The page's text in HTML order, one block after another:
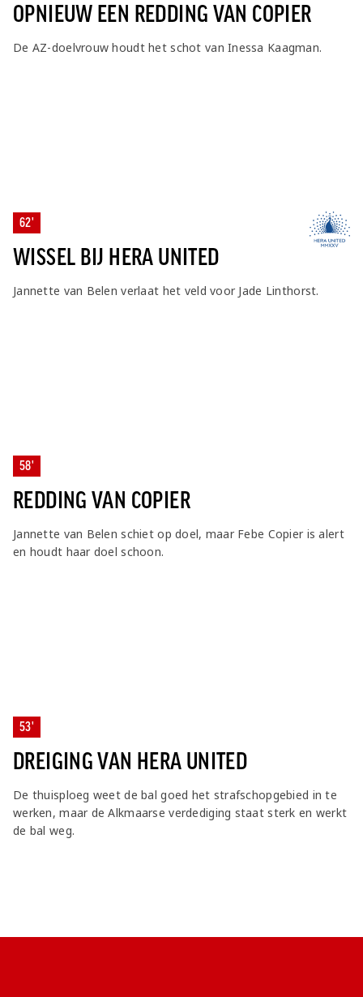
OPNIEUW EEN REDDING VAN COPIER
De AZ-doelvrouw houdt het schot van Inessa Kaagman.
62'
WISSEL BIJ HERA UNITED
Jannette van Belen verlaat het veld voor Jade Linthorst.
58'
REDDING VAN COPIER
Jannette van Belen schiet op doel, maar Febe Copier is alert
en houdt haar doel schoon.
53'
DREIGING VAN HERA UNITED
De thuisploeg weet de bal goed het strafschopgebied in te
werken, maar de Alkmaarse verdediging staat sterk en werkt
de bal weg.